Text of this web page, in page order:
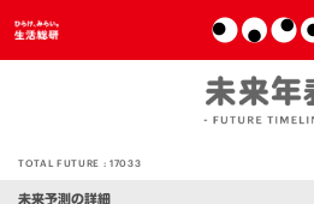
TOTAL FUTURE :17033
未来予測の詳細